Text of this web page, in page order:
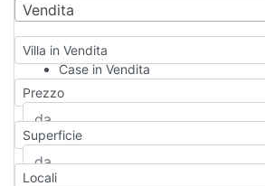
Vendita
Villa in Vendita
Case in Vendita
Qualsiasi
Appartamento
Casa indipendente
Casa Semi-indipendente
Attico/Mansarda
Prezzo
Superficie
Locali